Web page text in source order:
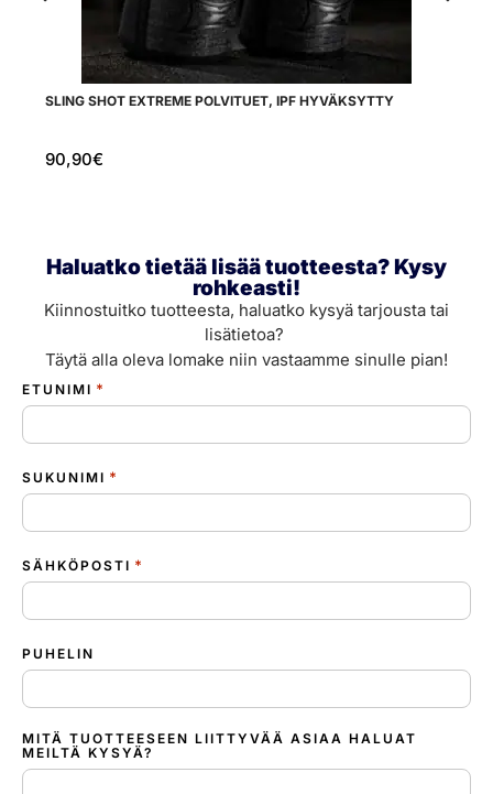
SLING SHOT EXTREME POLVITUET, IPF HYVÄKSYTTY
90,90€
Haluatko tietää lisää tuotteesta? Kysy
rohkeasti!
Kiinnostuitko tuotteesta, haluatko kysyä tarjousta tai
lisätietoa?
Täytä alla oleva lomake niin vastaamme sinulle pian!
ETUNIMI *
SUKUNIMI *
SÄHKÖPOSTI *
PUHELIN
MITÄ TUOTTEESEEN LIITTYVÄÄ ASIAA HALUAT
MEILTÄ KYSYÄ?